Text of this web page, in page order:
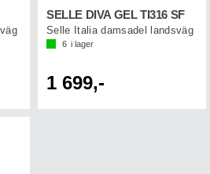
SELLE DIVA GEL TI316 SF
Selle Italia damsadel landsväg
6 i lager
1 699,-